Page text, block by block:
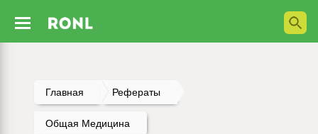
Главная Рефераты
Общая Медицина